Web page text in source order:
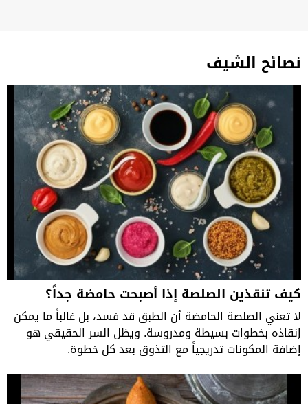
نصائح الشيف
كيف تنقذين الصلصة إذا أصبحت حامضة جداً؟
لا تعني الصلصة الحامضة أن الطبق قد فسد، بل غالباً ما يمكن
إنقاذه بخطوات بسيطة ومدروسة. ويظل السر الحقيقي هو
إضافة المكونات تدريجياً مع التذوق بعد كل خطوة.